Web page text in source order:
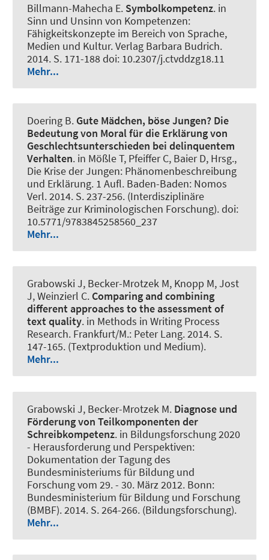
Billmann-Mahecha E. Symbolkompetenz. in
Sinn und Unsinn von Kompetenzen:
Fähigkeitskonzepte im Bereich von Sprache,
Medien und Kultur. Verlag Barbara Budrich.
2014. S. 171-188 doi: 10.2307/j.ctvddzg18.11
Mehr...
Doering B. Gute Mädchen, böse Jungen? Die
Bedeutung von Moral für die Erklärung von
Geschlechtsunterschieden bei delinquentem
Verhalten. in Mößle T, Pfeiffer C, Baier D, Hrsg.,
Die Krise der Jungen: Phänomenbeschreibung
und Erklärung. 1 Aufl. Baden-Baden: Nomos
Verl. 2014. S. 237-256. (Interdisziplinäre
Beiträge zur Kriminologischen Forschung). doi:
10.5771/9783845258560_237
Mehr...
Grabowski J, Becker-Mrotzek M, Knopp M, Jost
J, Weinzierl C. Comparing and combining
different approaches to the assessment of
text quality. in Methods in Writing Process
Research. Frankfurt/M.: Peter Lang. 2014. S.
147-165. (Textproduktion und Medium).
Mehr...
Grabowski J, Becker-Mrotzek M. Diagnose und
Förderung von Teilkomponenten der
Schreibkompetenz. in Bildungsforschung 2020
- Herausforderung und Perspektiven:
Dokumentation der Tagung des
Bundesministeriums für Bildung und
Forschung vom 29. - 30. März 2012. Bonn:
Bundesministerium für Bildung und Forschung
(BMBF). 2014. S. 264-266. (Bildungsforschung).
Mehr...